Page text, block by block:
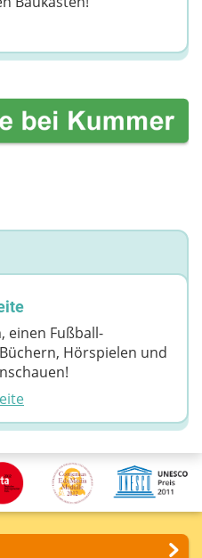
einen Fußball-
Hörspielen und